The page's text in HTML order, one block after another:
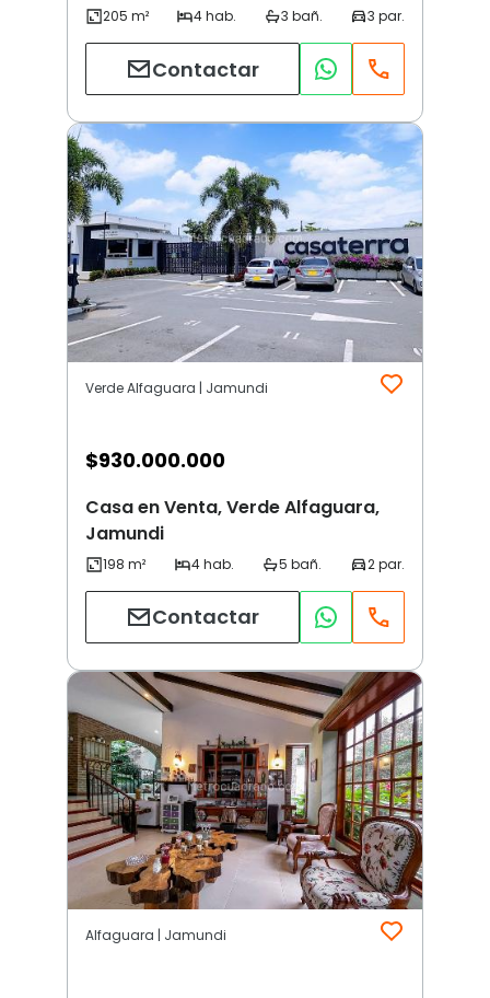
Contactar
Verde Alfaguara | Jamundi
$930.000.000
Casa en Venta, Verde Alfaguara,
Jamundi
Contactar
Alfaguara | Jamundi